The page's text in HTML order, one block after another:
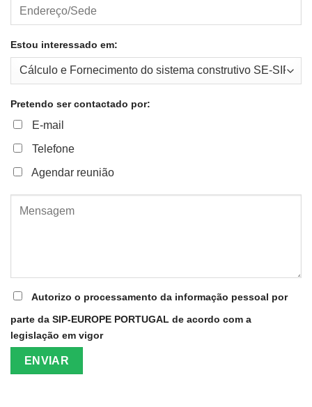
Estou interessado em:
Pretendo ser contactado por:
E-mail
Telefone
Agendar reunião
Autorizo o processamento da informação pessoal por
parte da SIP-EUROPE PORTUGAL de acordo com a
legislação em vigor